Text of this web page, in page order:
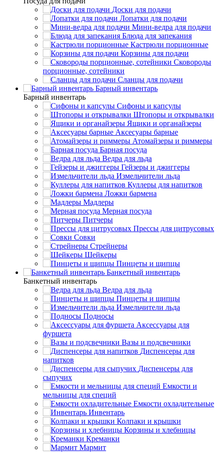
Доски для подачи
Лопатки для подачи
Мини-ведра для подачи
Блюда для запекания
Кастрюли порционные
Корзины для подачи
Сковороды
порционные, сотейники
Сланцы для подачи
Барный инвентарь
Барный инвентарь
Сифоны и капсулы
Штопоры и открывалки
Ящики и органайзеры
Аксесуары барные
Атомайзеры и риммеры
Барная посуда
Ведра для льда
Гейзеры и джиггеры
Измельчители льда
Куллеры для напитков
Ложки бармена
Мадлеры
Мерная посуда
Питчеры
Прессы для цитрусовых
Совки
Стрейнеры
Шейкеры
Пинцеты и щипцы
Банкетный инвентарь
Банкетный инвентарь
Ведра для льда
Пинцеты и щипцы
Измельчители льда
Подносы
Аксессуары для
фуршета
Вазы и подсвечники
Диспенсеры для
напитков
Диспенсеры для
сыпучих
Емкости и
мельницы для специй
Емкости охладительные
Инвентарь
Колпаки и крышки
Корзины и хлебницы
Креманки
Мармит